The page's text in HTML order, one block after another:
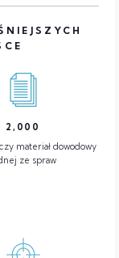
2,000
materiał dowodowy
ze spraw